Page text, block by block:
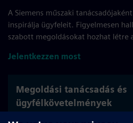
A Siemens műszaki
inspirálja ügyfeleit. Figyelmesen
szabott megoldásokat hozhat létre
Jelentkezzen most
Megoldási tanácsadás és
ügyfélkövetelmények